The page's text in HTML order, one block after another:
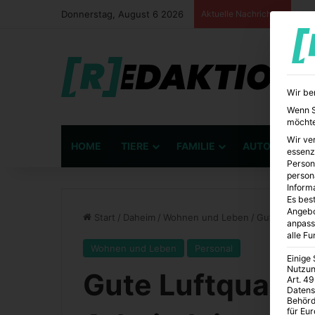
Donnerstag, August 6 2026 Aktuelle Nachrichten
HOME TIERE FAMILIE AUTO
Start / Daheim / Wohnen und Leben / Gute
Wohnen und Leben Personal
Gute
Wir
Wenn
Wir
Es
alle
Einige
Art. 49
für